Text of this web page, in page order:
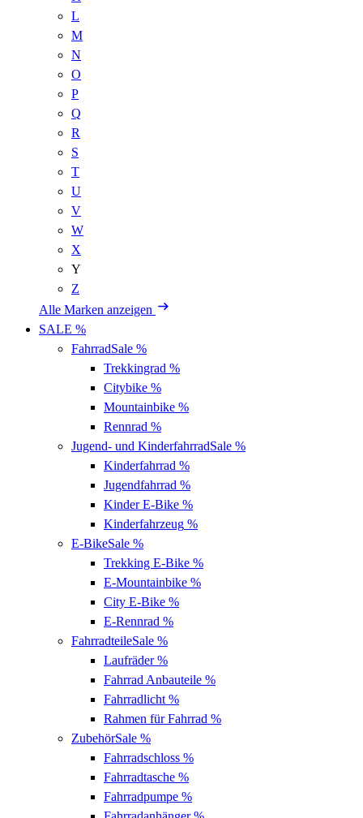
L
M
N
O
P
Q
R
S
T
U
V
W
X
Y
Z
Alle Marken anzeigen
SALE %
FahrradSale %
Trekkingrad %
Citybike %
Mountainbike %
Rennrad %
Jugend- und KinderfahrradSale %
Kinderfahrrad %
Jugendfahrrad %
Kinder E-Bike %
Kinderfahrzeug %
E-BikeSale %
Trekking E-Bike %
E-Mountainbike %
City E-Bike %
E-Rennrad %
FahrradteileSale %
Laufräder%
Fahrrad Anbauteile %
Fahrradlicht %
Rahmen für Fahrrad %
ZubehörSale %
Fahrradschloss %
Fahrradtasche %
Fahrradpumpe %